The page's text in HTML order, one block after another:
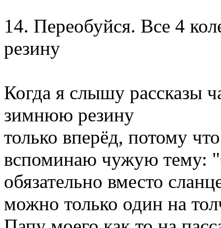
14. Переобуйся. Все 4
резину
Когда я слышу рассказы
зимнюю резину
только вперёд, потому
вспоминаю чужую тему:
обязательно вместо
можно только один на